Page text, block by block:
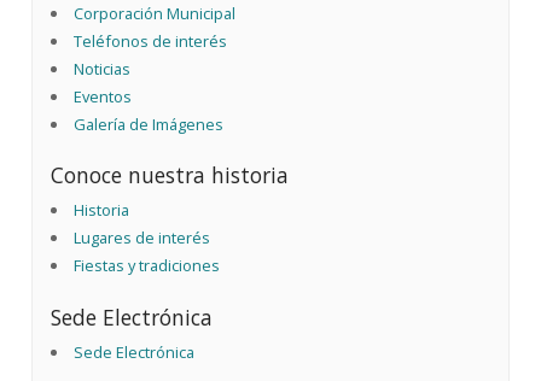
Corporación Municipal
Teléfonos de interés
Noticias
Eventos
Galería de Imágenes
Conoce nuestra historia
Historia
Lugares de interés
Fiestas y tradiciones
Sede Electrónica
Sede Electrónica